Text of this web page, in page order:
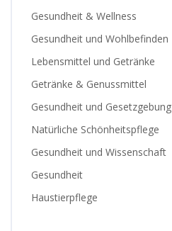
Gesundheit & Wellness
Gesundheit und Wohlbefinden
Lebensmittel und Getränke
Getränke & Genussmittel
Gesundheit und Gesetzgebung
Natürliche Schönheitspflege
Gesundheit und Wissenschaft
Gesundheit
Haustierpflege